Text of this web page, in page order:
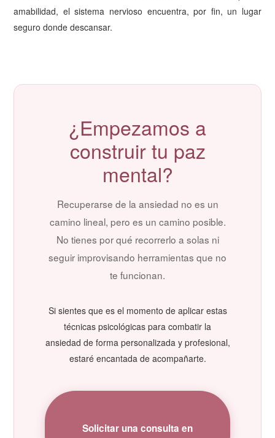
amabilidad, el sistema nervioso encuentra, por fin, un lugar
seguro donde descansar.
¿Empezamos a
construir tu paz
mental?
Recuperarse de la ansiedad no es un
camino lineal, pero es un camino posible.
No tienes por qué recorrerlo a solas ni
seguir improvisando herramientas que no
te funcionan.
Si sientes que es el momento de aplicar estas
técnicas psicológicas para combatir la
ansiedad de forma personalizada y profesional,
estaré encantada de acompañarte.
Solicitar una consulta en